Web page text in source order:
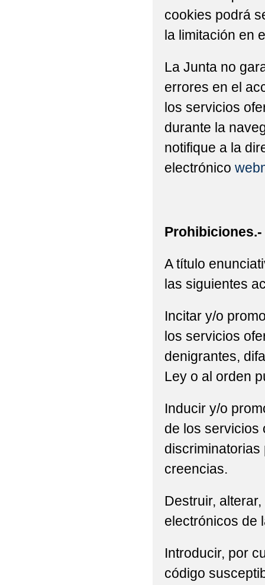
cookies podrá
la limitación en
La Junta no
errores en el
los servicios
durante la
notifique a la
electrónico
Prohibiciones.-
A título
las siguientes
Incitar y/o
los servicios
denigrantes,
Ley o al orden
Inducir y/o
de los servicios
creencias.
Destruir,
electrónicos de
Introducir, por
código